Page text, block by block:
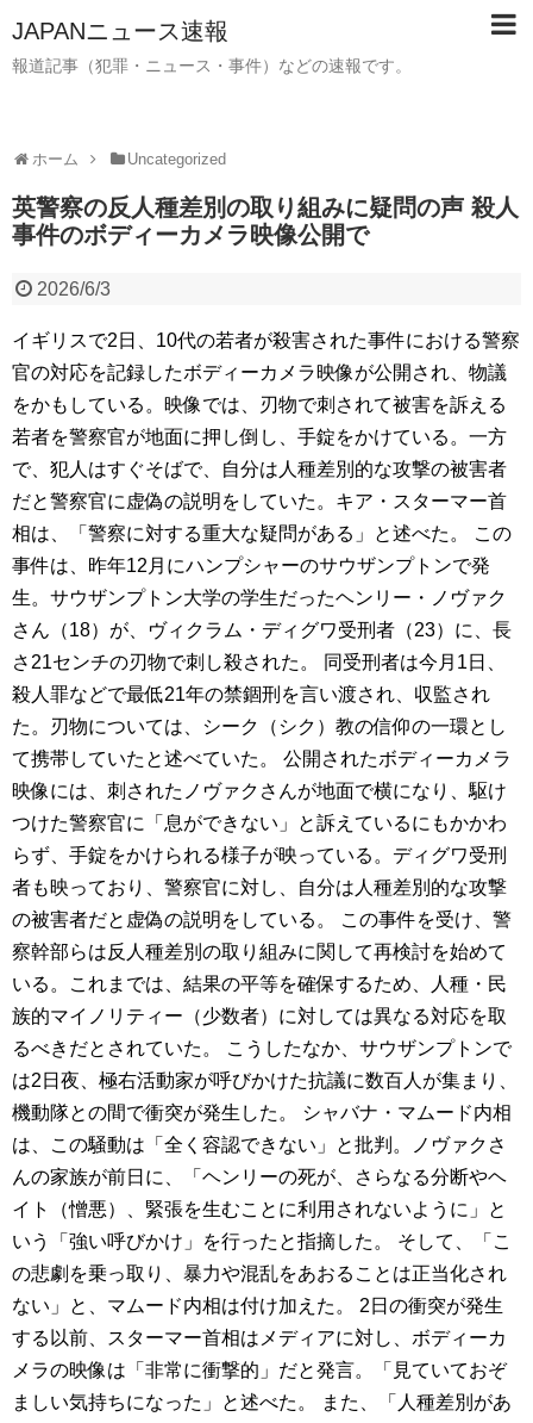
JAPANニュース速報
報道記事（犯罪・ニュース・事件）などの速報です。
ホーム Uncategorized
英警察の反人種差別の取り組みに疑問の声 殺人
事件のボディーカメラ映像公開で
2026/6/3
イギリスで2日、10代の若者が殺害された事件における警察
官の対応を記録したボディーカメラ映像が公開され、物議
をかもしている。映像では、刃物で刺されて被害を訴える
若者を警察官が地面に押し倒し、手錠をかけている。一方
で、犯人はすぐそばで、自分は人種差別的な攻撃の被害者
だと警察官に虚偽の説明をしていた。キア・スターマー首
相は、「警察に対する重大な疑問がある」と述べた。 この
事件は、昨年12月にハンプシャーのサウザンプトンで発
生。サウザンプトン大学の学生だったヘンリー・ノヴァク
さん（18）が、ヴィクラム・ディグワ受刑者（23）に、長
さ21センチの刃物で刺し殺された。 同受刑者は今月1日、
殺人罪などで最低21年の禁錮刑を言い渡され、収監され
た。刃物については、シーク（シク）教の信仰の一環とし
て携帯していたと述べていた。 公開されたボディーカメラ
映像には、刺されたノヴァクさんが地面で横になり、駆け
つけた警察官に「息ができない」と訴えているにもかかわ
らず、手錠をかけられる様子が映っている。ディグワ受刑
者も映っており、警察官に対し、自分は人種差別的な攻撃
の被害者だと虚偽の説明をしている。 この事件を受け、警
察幹部らは反人種差別の取り組みに関して再検討を始めて
いる。これまでは、結果の平等を確保するため、人種・民
族的マイノリティー（少数者）に対しては異なる対応を取
るべきだとされていた。 こうしたなか、サウザンプトンで
は2日夜、極右活動家が呼びかけた抗議に数百人が集まり、
機動隊との間で衝突が発生した。 シャバナ・マムード内相
は、この騒動は「全く容認できない」と批判。ノヴァクさ
んの家族が前日に、「ヘンリーの死が、さらなる分断やヘ
イト（憎悪）、緊張を生むことに利用されないように」と
いう「強い呼びかけ」を行ったと指摘した。 そして、「こ
の悲劇を乗っ取り、暴力や混乱をあおることは正当化され
ない」と、マムード内相は付け加えた。 2日の衝突が発生
する以前、スターマー首相はメディアに対し、ボディーカ
メラの映像は「非常に衝撃的」だと発言。「見ていておぞ
ましい気持ちになった」と述べた。 また、「人種差別があ